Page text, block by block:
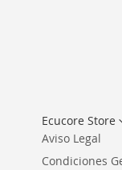
Seleccionar
tienda
Ecucore Store
Aviso Legal
Condiciones